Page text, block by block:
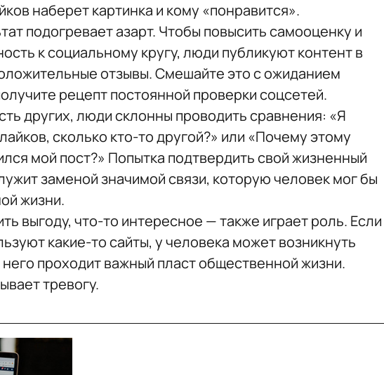
наберет картинка и кому «понравится».
подогревает азарт. Чтобы повысить самооценку и
к социальному кругу, люди публикуют контент в
отзывы. Смешайте это с ожиданием
рецепт постоянной проверки соцсетей.
других, люди склонны проводить сравнения: «Я
сколько кто-то другой?» или «Почему этому
мой пост?» Попытка подтвердить свой жизненный
заменой значимой связи, которую человек мог бы
жизни.
выгоду, что-то интересное — также играет роль. Если
какие-то сайты, у человека может возникнуть
проходит важный пласт общественной жизни.
тревогу.